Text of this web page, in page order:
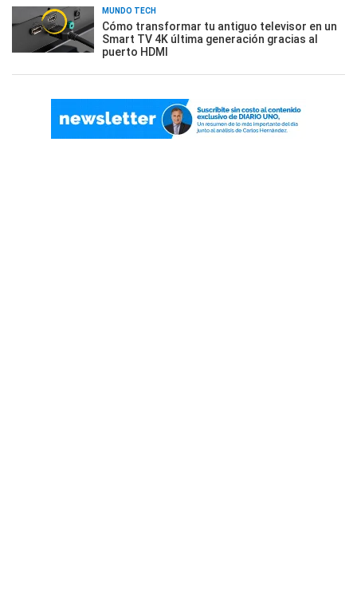
MUNDO TECH
Cómo transformar tu antiguo televisor en un
Smart TV 4K última generación gracias al
puerto HDMI